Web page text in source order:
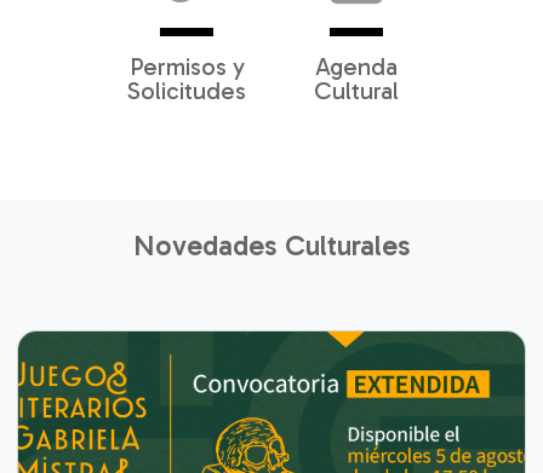
Permisos y
Solicitudes
Agenda
Cultural
Novedades Culturales